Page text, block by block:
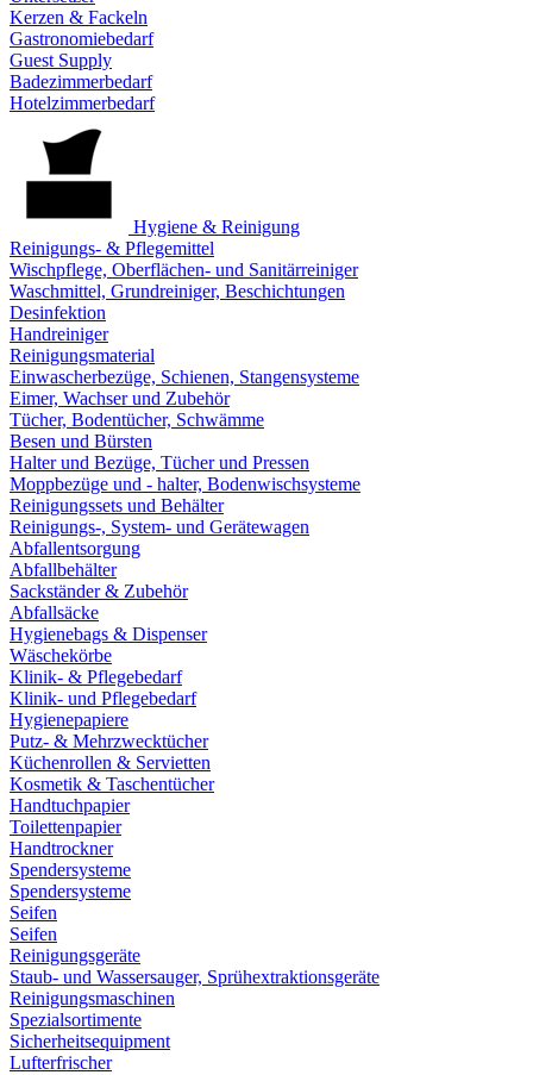
Kerzen & Fackeln
Gastronomiebedarf
Guest Supply
Badezimmerbedarf
Hotelzimmerbedarf
Hygiene & Reinigung
Reinigungs- & Pflegemittel
Wischpflege, Oberflächen- und Sanitärreiniger
Waschmittel, Grundreiniger, Beschichtungen
Desinfektion
Handreiniger
Reinigungsmaterial
Einwascherbezüge, Schienen, Stangensysteme
Eimer, Wachser und Zubehör
Tücher, Bodentücher, Schwämme
Besen und Bürsten
Halter und Bezüge, Tücher und Pressen
Moppbezüge und - halter, Bodenwischsysteme
Reinigungssets und Behälter
Reinigungs-, System- und Gerätewagen
Abfallentsorgung
Abfallbehälter
Sackständer & Zubehör
Abfallsäcke
Hygienebags & Dispenser
Wäschekörbe
Klinik- & Pflegebedarf
Klinik- und Pflegebedarf
Hygienepapiere
Putz- & Mehrzwecktücher
Küchenrollen & Servietten
Kosmetik & Taschentücher
Handtuchpapier
Toilettenpapier
Handtrockner
Spendersysteme
Spendersysteme
Seifen
Seifen
Reinigungsgeräte
Staub- und Wassersauger, Sprühextraktionsgeräte
Reinigungsmaschinen
Spezialsortimente
Sicherheitsequipment
Lufterfrischer